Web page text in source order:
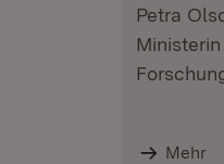
Petra
Mehr